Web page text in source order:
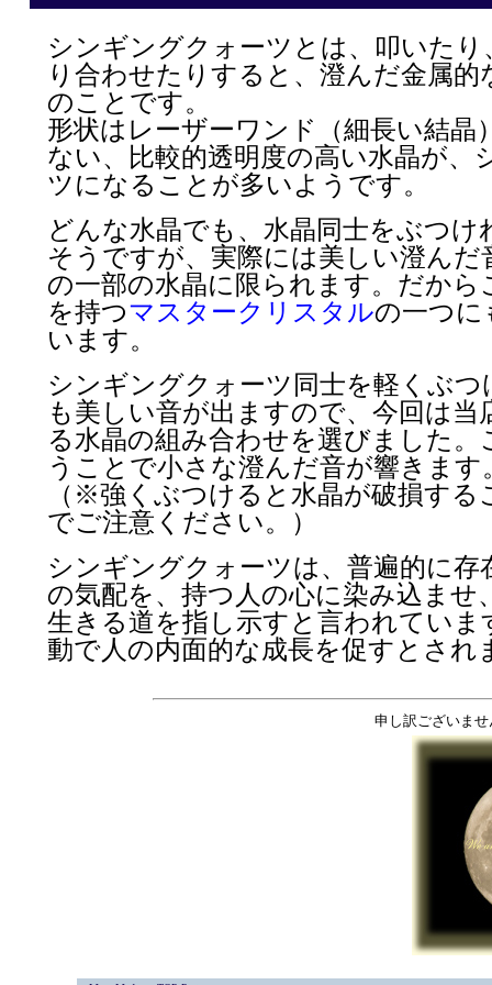
シンギングクォーツとは、叩いたり
り合わせたりすると、澄んだ金属的
のことです。
形状はレーザーワンド（細長い結晶
ない、比較的透明度の高い水晶が、
ツになることが多いようです。
どんな水晶でも、水晶同士をぶつけ
そうですが、実際には美しい澄ん
の一部の水晶に限られます。だから
を持つマスタークリスタルの一つに
います。
シンギングクォーツ同士を軽くぶ
も美しい音が出ますので、今回は当
る水晶の組み合わせを選びました
うことで小さな澄んだ音が響きます
（※強くぶつけると水晶が破損す
でご注意ください。）
シンギングクォーツは、普遍的に存
の気配を、持つ人の心に染み込ませ
生きる道を指し示すと言われていま
動で人の内面的な成長を促すとされ
申し訳ございま